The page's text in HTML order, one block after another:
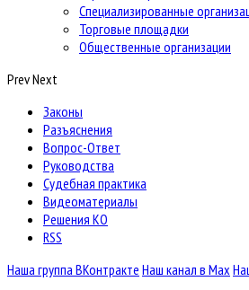
Специализированные
Торговые площадки
Общественные организации
PrevNext
Законы
Разъяснения
Вопрос-Ответ
Руководства
Судебная практика
Видеоматериалы
Решения КО
RSS
Наша группа ВКонтракте Наш канал в Max